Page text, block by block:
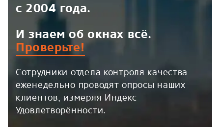
с 2004 года.
И знаем об окнах всё.
Проверьте!
Сотрудники отдела контроля качества
еженедельно проводят опросы наших
клиентов, измеряя Индекс
Удовлетворённости.